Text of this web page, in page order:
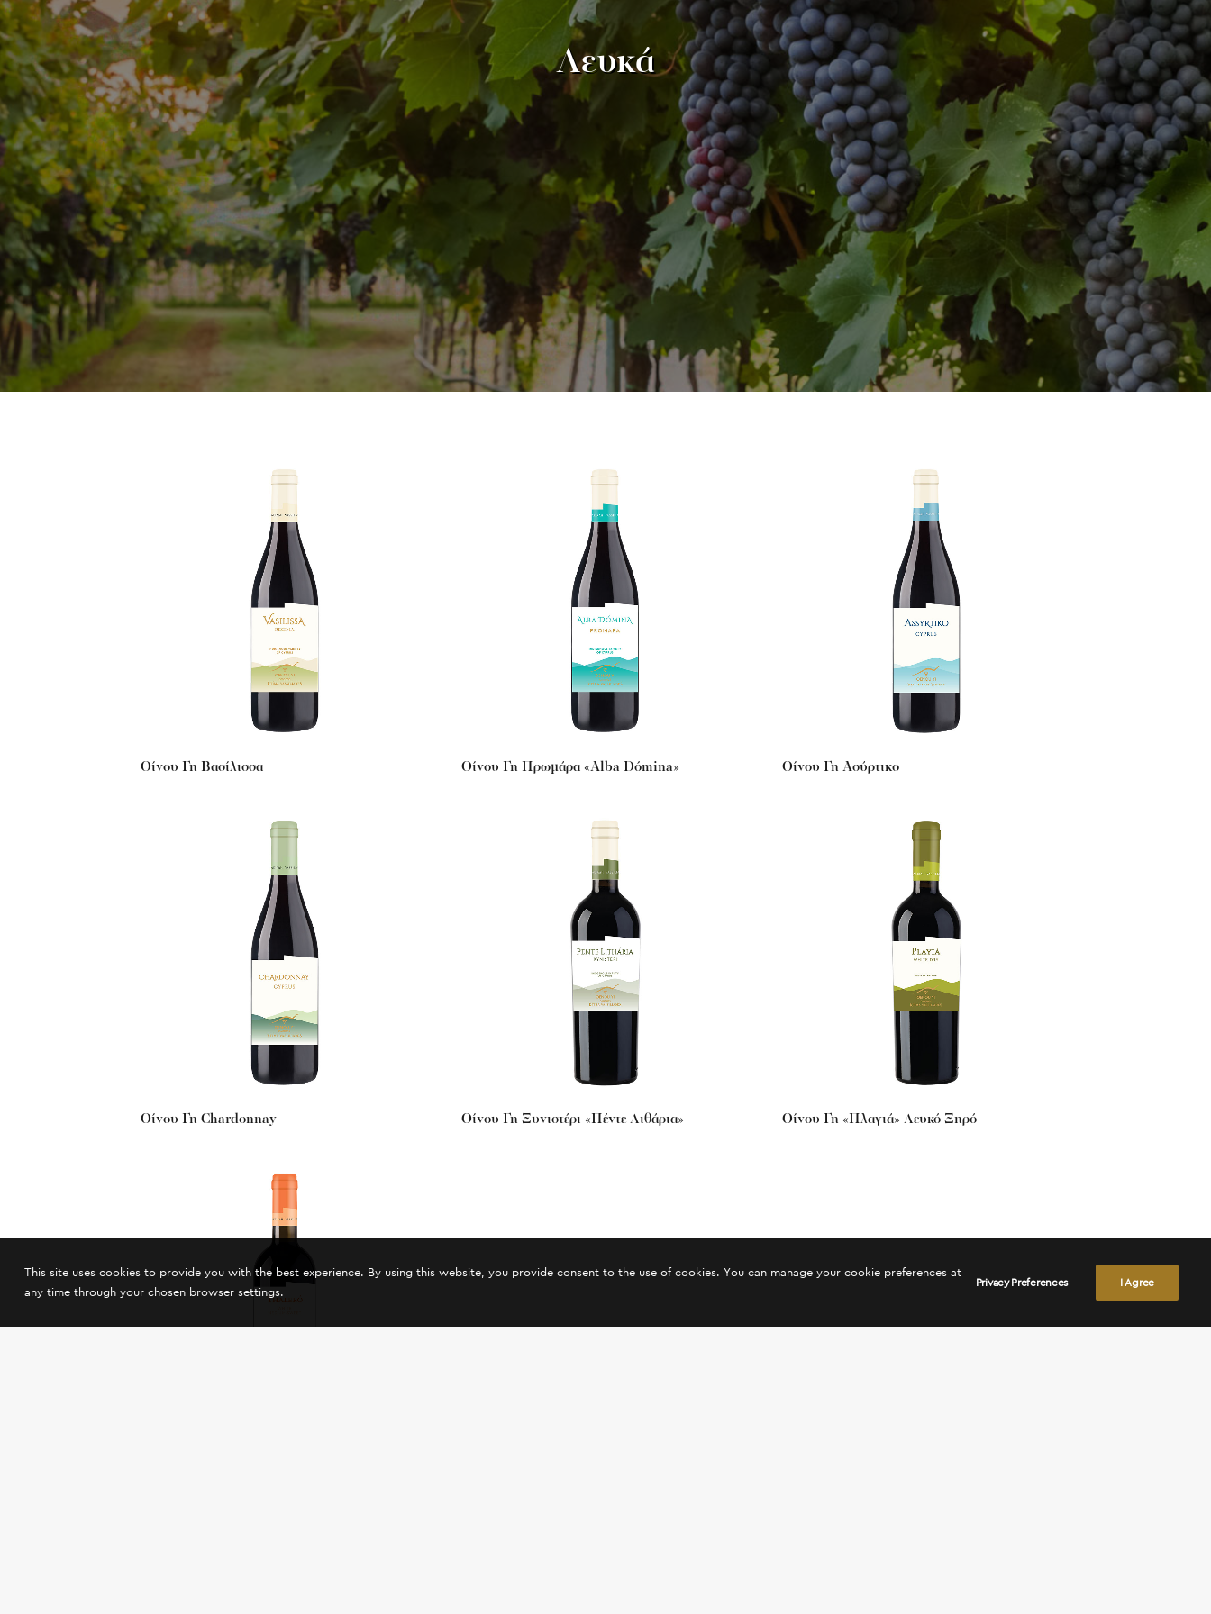
Λευκά
Οίνου Γη Βασίλισσα Οίνου Γη Πρωμάρα «Alba Dómina» Οίνου Γη Ασύρτικο
Οίνου Γη Chardonnay Οίνου Γη Ξυνιστέρι «Πέντε Λιθάρια» Οίνου Γη «Πλαγιά» Λευκό Ξηρό
This site uses cookies to provide you with the best experience. By using this website, you provide consent to the use of cookies. You can manage your cookie preferences at
any time through your chosen browser settings.
Privacy Preferences I Agree